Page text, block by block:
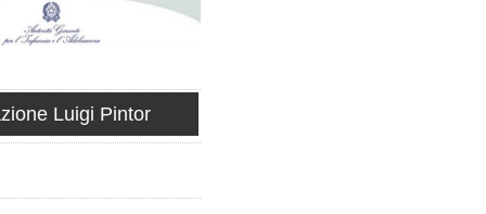
Luigi Pintor